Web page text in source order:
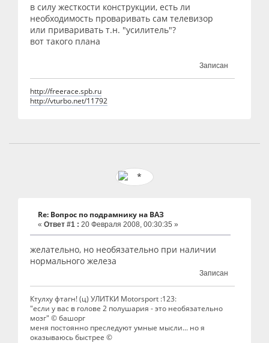
в силу жесткости конструкции, есть ли
необходимость проваривать сам телевизор
или приваривать т.н. "усилитель"?
вот такого плана
Записан
http://freerace.spb.ru
http://vturbo.net/11792
Re: Вопрос по подрамнику на ВАЗ
« Ответ #1 : 20 Февраля 2008, 00:30:35 »
желательно, но необязательно при наличии
нормального железа
Записан
Ктулху фтагн! (ц) УЛИТКИ Motorsport :123:
"если у вас в голове 2 полушария - это необязательно
мозг" © башорг
меня постоянно преследуют умные мысли... но я
оказываюсь быстрее ©